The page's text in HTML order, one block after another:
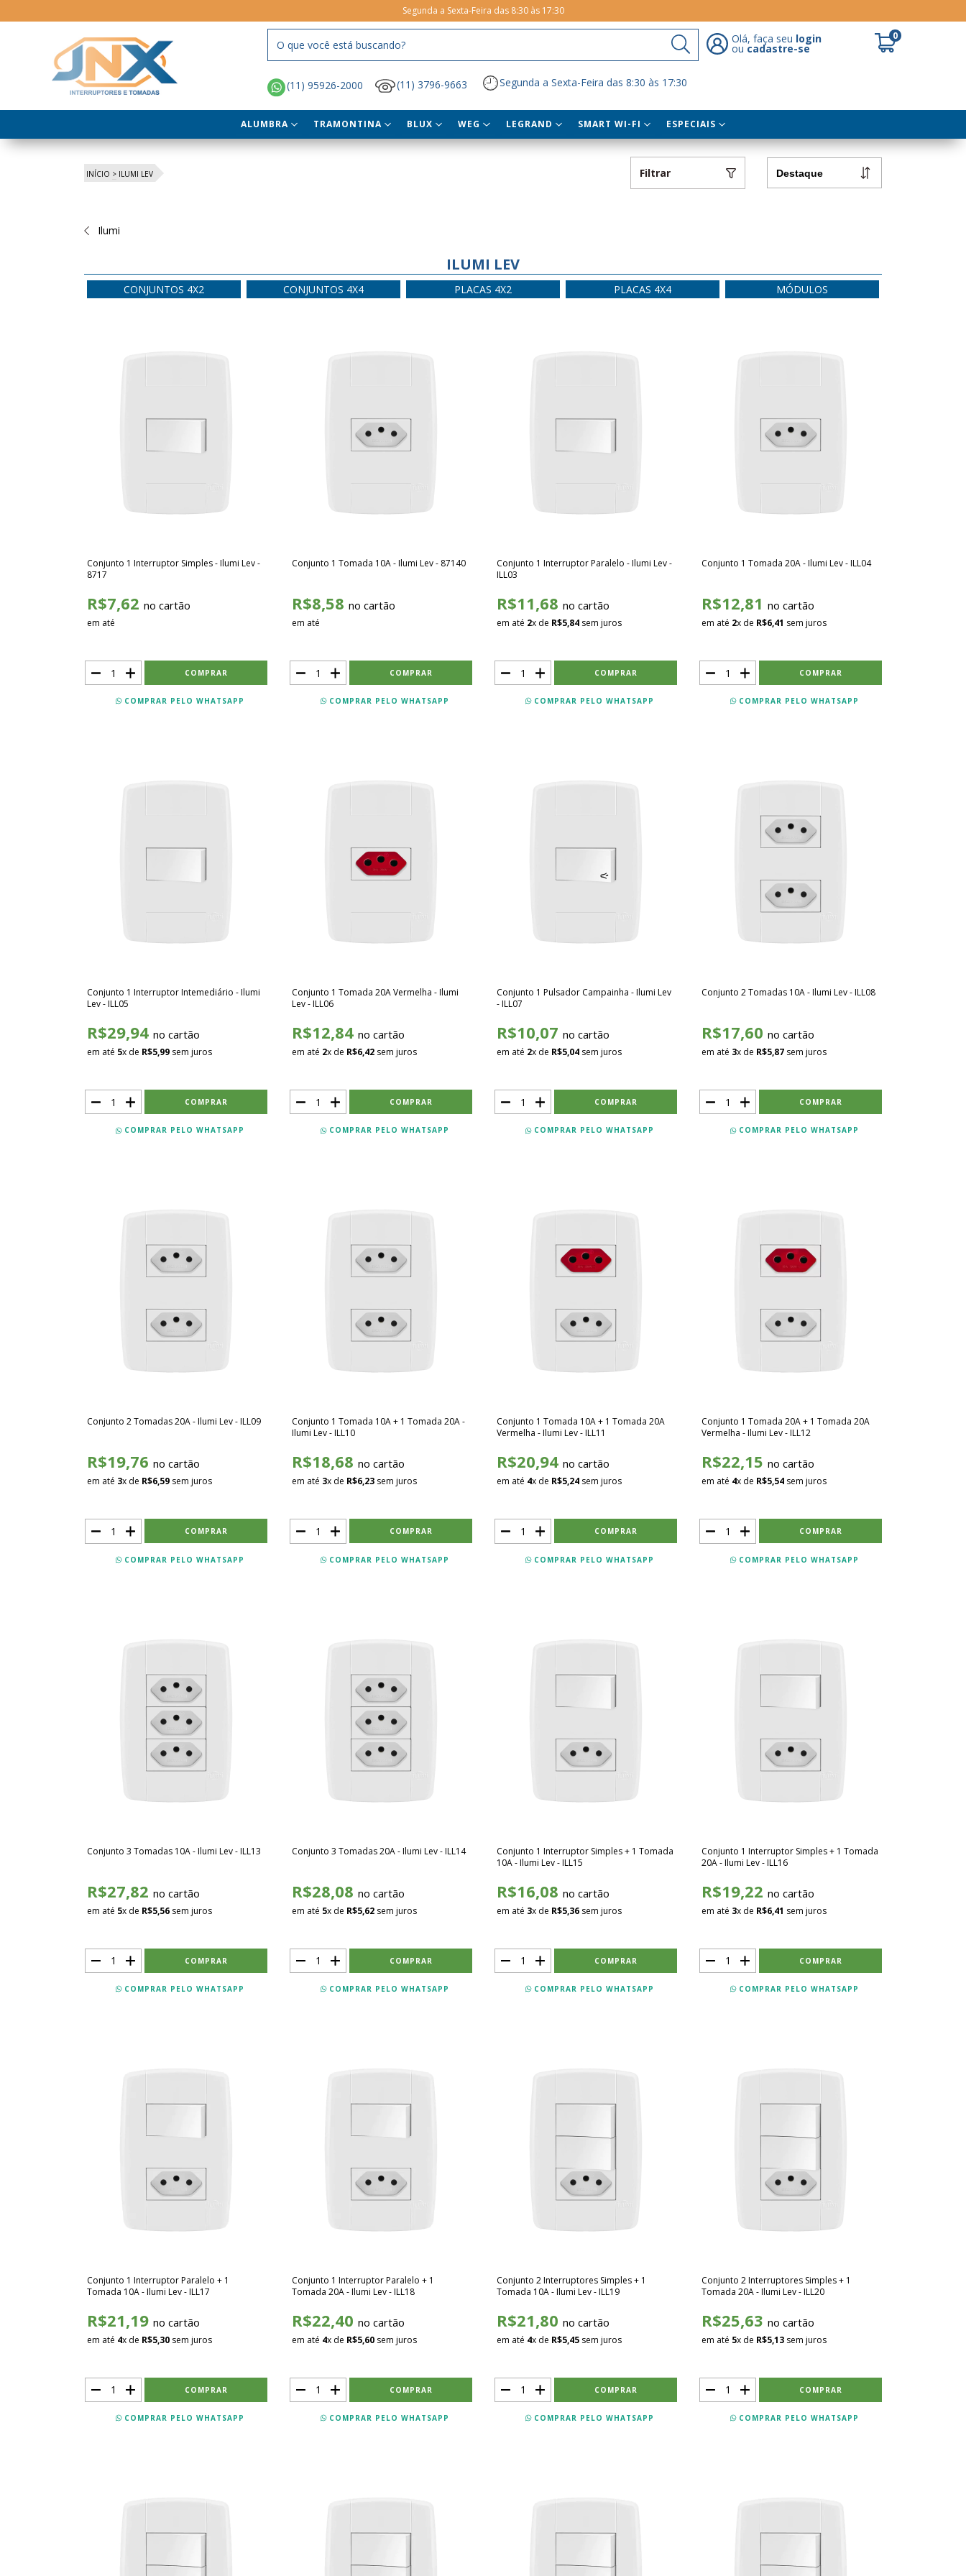
Segunda a Sexta-Feira das 8:30 às 17:30
(11) 95926-2000 (11) 3796-9663 Segunda a Sexta-Feira das 8:30 às 17:30
Olá, faça seu login
ou cadastre-se
0
ALUMBRA TRAMONTINA BLUX WEG LEGRAND SMART WI-FI ESPECIAIS
INÍCIO > ILUMI LEV Filtrar
Ilumi
ILUMI LEV
CONJUNTOS 4X2 CONJUNTOS 4X4 PLACAS 4X2 PLACAS 4X4 MÓDULOS
Conjunto 1 Interruptor Simples - Ilumi Lev -
8717
R$7,62 no cartão
em até
COMPRAR PELO WHATSAPP
Conjunto 1 Tomada 10A - Ilumi Lev - 87140
R$8,58 no cartão
em até
COMPRAR PELO WHATSAPP
Conjunto 1 Interruptor Paralelo - Ilumi Lev -
ILL03
R$11,68 no cartão
em até 2x de R$5,84 sem juros
COMPRAR PELO WHATSAPP
Conjunto 1 Tomada 20A - Ilumi Lev - ILL04
R$12,81 no cartão
em até 2x de R$6,41 sem juros
COMPRAR PELO WHATSAPP
Conjunto 1 Interruptor Intemediário - Ilumi
Lev - ILL05
R$29,94 no cartão
em até 5x de R$5,99 sem juros
COMPRAR PELO WHATSAPP
Conjunto 1 Tomada 20A Vermelha - Ilumi
Lev - ILL06
R$12,84 no cartão
em até 2x de R$6,42 sem juros
COMPRAR PELO WHATSAPP
Conjunto 1 Pulsador Campainha - Ilumi Lev
- ILL07
R$10,07 no cartão
em até 2x de R$5,04 sem juros
COMPRAR PELO WHATSAPP
Conjunto 2 Tomadas 10A - Ilumi Lev - ILL08
R$17,60 no cartão
em até 3x de R$5,87 sem juros
COMPRAR PELO WHATSAPP
Conjunto 2 Tomadas 20A - Ilumi Lev - ILL09
R$19,76 no cartão
em até 3x de R$6,59 sem juros
COMPRAR PELO WHATSAPP
Conjunto 1 Tomada 10A + 1 Tomada 20A -
Ilumi Lev - ILL10
R$18,68 no cartão
em até 3x de R$6,23 sem juros
COMPRAR PELO WHATSAPP
Conjunto 1 Tomada 10A + 1 Tomada 20A
Vermelha - Ilumi Lev - ILL11
R$20,94 no cartão
em até 4x de R$5,24 sem juros
COMPRAR PELO WHATSAPP
Conjunto 1 Tomada 20A + 1 Tomada 20A
Vermelha - Ilumi Lev - ILL12
R$22,15 no cartão
em até 4x de R$5,54 sem juros
COMPRAR PELO WHATSAPP
Conjunto 3 Tomadas 10A - Ilumi Lev - ILL13
R$27,82 no cartão
em até 5x de R$5,56 sem juros
COMPRAR PELO WHATSAPP
Conjunto 3 Tomadas 20A - Ilumi Lev - ILL14
R$28,08 no cartão
em até 5x de R$5,62 sem juros
COMPRAR PELO WHATSAPP
Conjunto 1 Interruptor Simples + 1 Tomada
10A - Ilumi Lev - ILL15
R$16,08 no cartão
em até 3x de R$5,36 sem juros
COMPRAR PELO WHATSAPP
Conjunto 1 Interruptor Simples + 1 Tomada
20A - Ilumi Lev - ILL16
R$19,22 no cartão
em até 3x de R$6,41 sem juros
COMPRAR PELO WHATSAPP
Conjunto 1 Interruptor Paralelo + 1
Tomada 10A - Ilumi Lev - ILL17
R$21,19 no cartão
em até 4x de R$5,30 sem juros
COMPRAR PELO WHATSAPP
Conjunto 1 Interruptor Paralelo + 1
Tomada 20A - Ilumi Lev - ILL18
R$22,40 no cartão
em até 4x de R$5,60 sem juros
COMPRAR PELO WHATSAPP
Conjunto 2 Interruptores Simples + 1
Tomada 10A - Ilumi Lev - ILL19
R$21,80 no cartão
em até 4x de R$5,45 sem juros
COMPRAR PELO WHATSAPP
Conjunto 2 Interruptores Simples + 1
Tomada 20A - Ilumi Lev - ILL20
R$25,63 no cartão
em até 5x de R$5,13 sem juros
COMPRAR PELO WHATSAPP